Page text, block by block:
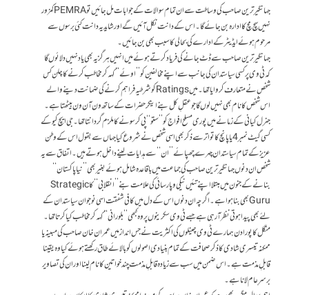
جہانگیر ترین صاحب کی وساطت سے ان تمام سوالات کے جوابات مل جائیں تو PEMRAکمزور
نہیں سچ مچ کا ادارہ بن جائے گا۔ اس کے دانت نکل آئیں گے اور شاید یہ دانت کئی برسوں سے
مرحوم ہوئے ایڈیٹر کے ادارے کی بحالی کا سبب بھی بن جائیں۔
جہانگیر ترین صاحب سے ڈٹ جانے کی فریاد کرتے ہوئے میں انہیں ہرگز یہ بھی یاد نہیں دلائوں گا
کہ ٹی وی پر کسی سیاستدان کی جانب سے اپنے مخالفین کو ’’اوئے‘‘ کہہ کر مخاطب کرنے کا چلن کس
شخص نے متعارف کروایا تھا۔ میں Ratingsکو شرطیہ فراہم کرنے کی ضمانت دینے والے
اس شخص کا نام بھی نہیں لوں گا جوعقلِ کل بنے اینکر حضرات کے ساتھ ون آن ون بیٹھتا ہے۔
جنرل کیانی کے زمانے میں پوری مسلح افواج کو ’’ستو‘‘ پی کر سونے کا ملزم گردانتا تھا۔ جی ایچ کیو کے
کسی گیٹ نمبر4یا پانچ کا تواتر سے ذکر بھی اسی شخص نے شروع کیا جہاں سے بقول اس کے وطن
عزیز کے تمام سیاستدان چہرے چھپائے ’’ان‘‘ سے ہدایات لینے داخل ہوتے ہیں۔ اتفاق سے یہ
شخص ان دنوں جہانگیر ترین صاحب کی جماعت میں باقاعدہ شامل ہوئے بغیر بھی ’’نیا پاکستان‘‘
بنانے کے جنون میں مبتلا اپنے تئیں نیکی وپارسائی کی علامت بنے’’انقلابی‘‘ کا Strategic
Guruبھی بنا ہوا ہے۔ اگرچہ ان دنوں اس کے دل میں کافی شفقت اسی نوجوان سیاستدان کے
لئے بھی پیدا ہوتی نظر آرہی ہے جسے ٹی وی سکرینوں پر وہ کبھی ’’بلورانی‘‘ کہہ کر مخاطب کیا کرتا تھا۔
منگل کا پورا دن ہمارے ٹی وی چینلوں کی اکثریت نے جس انداز میں عمران خان صاحب کی مبینہ یا
ممکنہ تیسری شادی کا ذکر صحافت کے تمام بنیادی اصولوں کو بالائے طاق رکھتے ہوئے کیا وہ یقینا
قابلِ مذمت ہے۔ اس ضمن میں سب سے زیادہ قابلِ مذمت چند خواتین کا نام لینا اور ان کی تصاویر
برسرِعام لانا ہے۔